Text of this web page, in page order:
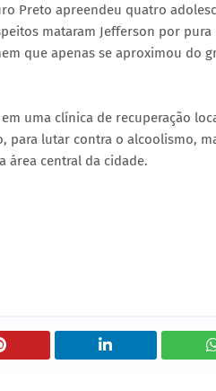
Preto apreendeu quatro
mataram Jefferson por
que apenas se aproximou do
uma clínica de recuperação
para lutar contra o alcoolismo,
área central da cidade.